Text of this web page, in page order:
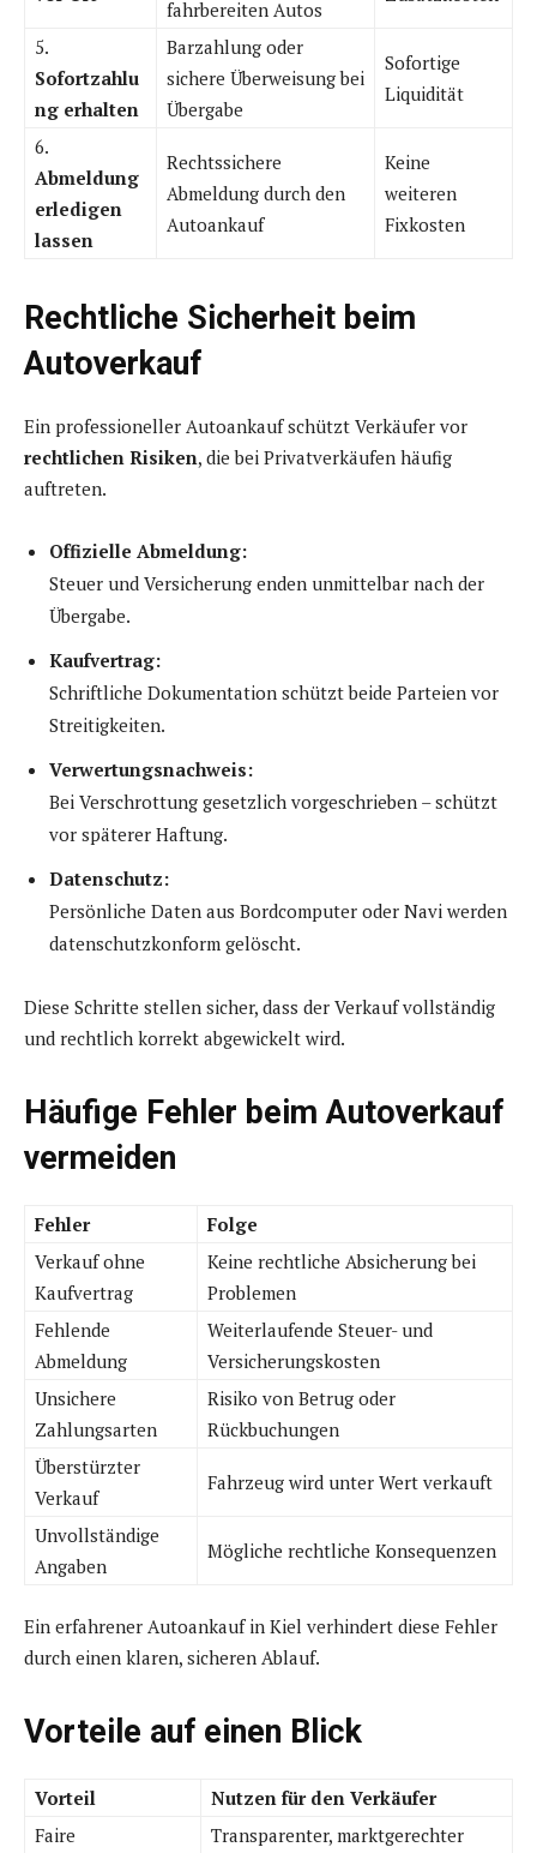
fahrbereiten Autos
5.
Sofortzahlu
ng erhalten
Barzahlung oder
sichere Überweisung bei
Übergabe
Sofortige
Liquidität
6.
Abmeldung
erledigen
lassen
Rechtssichere
Abmeldung durch den
Autoankauf
Keine
weiteren
Fixkosten
Rechtliche Sicherheit beim
Autoverkauf
Ein professioneller Autoankauf schützt Verkäufer vor
rechtlichen Risiken, die bei Privatverkäufen häufig
auftreten.
Offizielle Abmeldung:
Steuer und Versicherung enden unmittelbar nach der
Übergabe.
Kaufvertrag:
Schriftliche Dokumentation schützt beide Parteien vor
Streitigkeiten.
Verwertungsnachweis:
Bei Verschrottung gesetzlich vorgeschrieben – schützt
vor späterer Haftung.
Datenschutz:
Persönliche Daten aus Bordcomputer oder Navi werden
datenschutzkonform gelöscht.
Diese Schritte stellen sicher, dass der Verkauf vollständig
und rechtlich korrekt abgewickelt wird.
Häufige Fehler beim Autoverkauf
vermeiden
Fehler
Folge
Verkauf ohne
Kaufvertrag
Keine rechtliche Absicherung bei
Problemen
Fehlende
Abmeldung
Weiterlaufende Steuer- und
Versicherungskosten
Unsichere
Zahlungsarten
Risiko von Betrug oder
Rückbuchungen
Überstürzter
Verkauf
Fahrzeug wird unter Wert verkauft
Unvollständige
Angaben
Mögliche rechtliche Konsequenzen
Ein erfahrener Autoankauf in Kiel verhindert diese Fehler
durch einen klaren, sicheren Ablauf.
Vorteile auf einen Blick
Vorteil
Nutzen für den Verkäufer
Faire
Transparenter, marktgerechter